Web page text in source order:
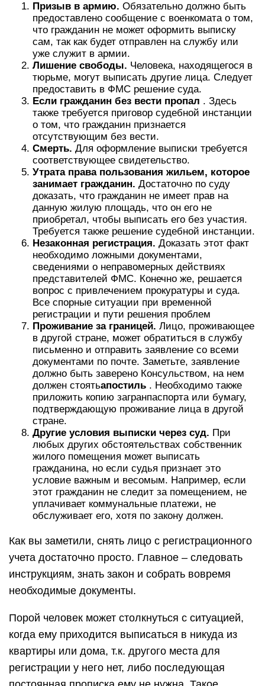
Призыв в армию. Обязательно должно быть
предоставлено сообщение с военкомата о том,
что гражданин не может оформить выписку
сам, так как будет отправлен на службу или
уже служит в армии.
Лишение свободы. Человека, находящегося в
тюрьме, могут выписать другие лица. Следует
предоставить в ФМС решение суда.
Если гражданин без вести пропал . Здесь
также требуется приговор судебной инстанции
о том, что гражданин признается
отсутствующим без вести.
Смерть. Для оформление выписки требуется
соответствующее свидетельство.
Утрата права пользования жильем, которое
занимает гражданин. Достаточно по суду
доказать, что гражданин не имеет прав на
данную жилую площадь, что он его не
приобретал, чтобы выписать его без участия.
Требуется также решение судебной инстанции.
Незаконная регистрация. Доказать этот факт
необходимо ложными документами,
сведениями о неправомерных действиях
представителей ФМС. Конечно же, решается
вопрос с привлечением прокуратуры и суда.
Все спорные ситуации при временной
регистрации и пути решения проблем
Проживание за границей. Лицо, проживающее
в другой стране, может обратиться в службу
письменно и отправить заявление со всеми
документами по почте. Заметьте, заявление
должно быть заверено Консульством, на нем
должен стоятьапостиль . Необходимо также
приложить копию загранпаспорта или бумагу,
подтверждающую проживание лица в другой
стране.
Другие условия выписки через суд. При
любых других обстоятельствах собственник
жилого помещения может выписать
гражданина, но если судья признает это
условие важным и весомым. Например, если
этот гражданин не следит за помещением, не
уплачивает коммунальные платежи, не
обслуживает его, хотя по закону должен.
Как вы заметили, снять лицо с регистрационного
учета достаточно просто. Главное – следовать
инструкциям, знать закон и собрать вовремя
необходимые документы.
Порой человек может столкнуться с ситуацией,
когда ему приходится выписаться в никуда из
квартиры или дома, т.к. другого места для
регистрации у него нет, либо последующая